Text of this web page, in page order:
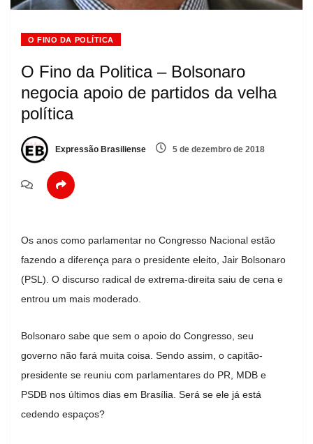
O FINO DA POLÍTICA
O Fino da Politica – Bolsonaro
negocia apoio de partidos da velha
política
Expressão Brasiliense 5 de dezembro de 2018
Os anos como parlamentar no Congresso Nacional estão
fazendo a diferença para o presidente eleito, Jair Bolsonaro
(PSL). O discurso radical de extrema-direita saiu de cena e
entrou um mais moderado.
Bolsonaro sabe que sem o apoio do Congresso, seu
governo não fará muita coisa. Sendo assim, o capitão-
presidente se reuniu com parlamentares do PR, MDB e
PSDB nos últimos dias em Brasília. Será se ele já está
cedendo espaços?